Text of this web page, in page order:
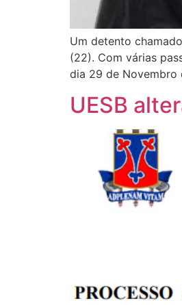
Um detento
(22). Com várias
dia 29 de Novembro
UESB